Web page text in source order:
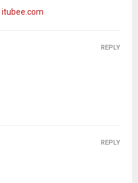
itubee.com
REPLY
REPLY